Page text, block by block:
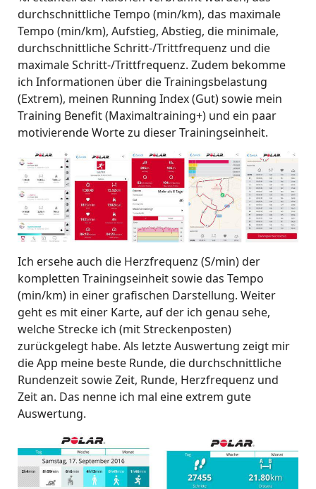
durchschnittliche Tempo (min/km), das maximale
Tempo (min/km), Aufstieg, Abstieg, die minimale,
durchschnittliche Schritt-/Trittfrequenz und die
maximale Schritt-/Trittfrequenz. Zudem bekomme
ich Informationen über die Trainingsbelastung
(Extrem), meinen Running Index (Gut) sowie mein
Training Benefit (Maximaltraining+) und ein paar
motivierende Worte zu dieser Trainingseinheit.
Ich ersehe auch die Herzfrequenz (S/min) der
kompletten Trainingseinheit sowie das Tempo
(min/km) in einer grafischen Darstellung. Weiter
geht es mit einer Karte, auf der ich genau sehe,
welche Strecke ich (mit Streckenposten)
zurückgelegt habe. Als letzte Auswertung zeigt mir
die App meine beste Runde, die durchschnittliche
Rundenzeit sowie Zeit, Runde, Herzfrequenz und
Zeit an. Das nenne ich mal eine extrem gute
Auswertung.